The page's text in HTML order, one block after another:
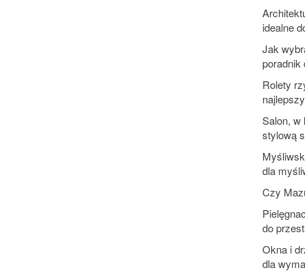
idealne
Jak
poradnik
Rolety
Salon, w
stylową
dla
Czy
do
Okna i
dla